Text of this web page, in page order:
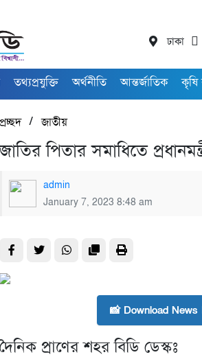
ঢাকা
তথ্যপ্রযুক্তি অর্থনীতি আন্তর্জাতিক কৃষি
প্রচ্ছদ/জাতীয়
জাতির পিতার সমাধিতে
admin
January 7, 2023 8:48 am
📸 Download News
দৈনিক প্রাণের শহর বিডি ডেস্কঃ